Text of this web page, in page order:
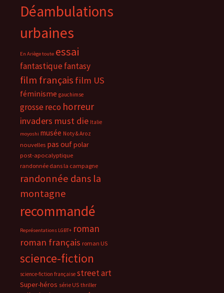
Déambulations
urbaines
En Ariège toute essai
fantastiquefantasy
film français film US
féminisme gauchimse
grosse reco horreur
invaders must die Italie
moyoshi musée Noty & Aroz
nouvelles pas oufpolar
post-apocalyptique
randonnée dans la campagne
randonnée dans la
montagne
recommandé
Représentations LGBT+ roman
roman français roman US
science-fiction
science-fiction française street art
Super-héros série US thriller